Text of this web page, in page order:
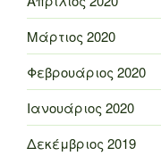
Μάρτιος 2020
Φεβρουάριος 2020
Ιανουάριος 2020
Δεκέμβριος 2019